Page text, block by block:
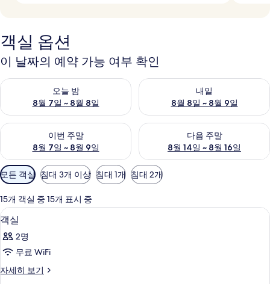
객실 옵션
이 날짜의 예약 가능 여부 확인
오늘 밤
8월 7일 ~ 8월 8일
오늘 밤 예약 가능 여부 확인, 8월 7일 ~ 8월 8일
내일
8월 8일 ~ 8월 9일
내일 예약 가능 여부 확인, 8월
이번 주말
8월 7일 ~ 8월 9일
이번 주말 예약 가능 여부 확인, 8월 7일 ~ 8월 9일
다음 주말
8월 14일 ~ 8월 16일
다음 주말 예약 가능 여부 확인,
객
실
에
사
용
가
능
필
모든 객실 침대 3개 이상 침대 1개 침대 2개
15개 객실 중 15개 표시 중
객
실
사
진
모
미니바, 객실 내 금고, 책상, 노트북 작
17
객실
2명
무료 WiFi
자세히 보기
객